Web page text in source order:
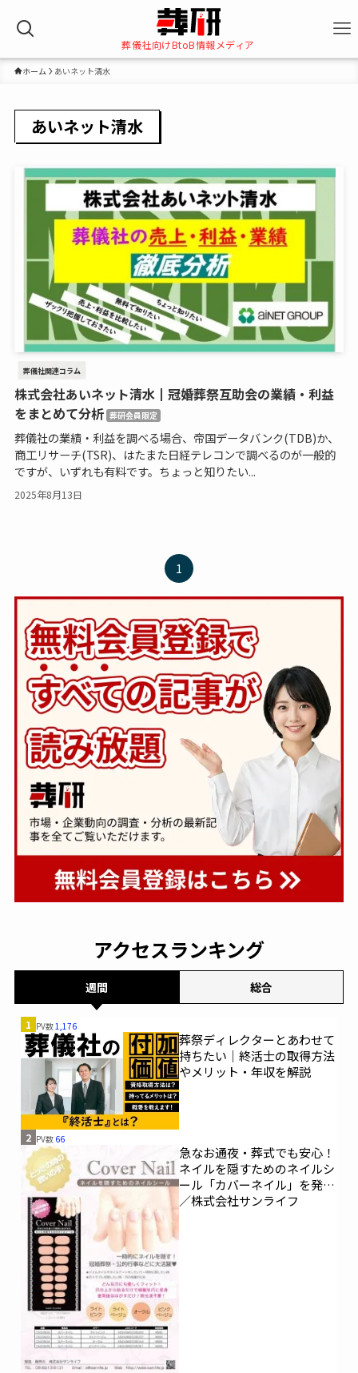
葬儀社向けBtoB情報メディア
ホーム あいネット清水
あいネット清水
葬儀社関連コラム
株式会社あいネット清水┃冠婚葬祭互助会の業績・利益
をまとめて分析 葬研会員限定
葬儀社の業績・利益を調べる場合、帝国データバンク(TDB)か、
商工リサーチ(TSR)、はたまた日経テレコンで調べるのが一般的
ですが、いずれも有料です。ちょっと知りたい...
2025年8月13日
1
アクセスランキング
週間 総合
1 PV数1,176
葬祭ディレクターとあわせて
持ちたい｜終活士の取得方法
やメリット・年収を解説
2 PV数 66
急なお通夜・葬式でも安心！
ネイルを隠すためのネイルシ
ール「カバーネイル」を発売
／株式会社サンライフ